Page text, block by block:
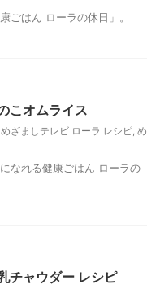
ごはん ローラの休日」。
こオムライス
めざましテレビ ローラ レシピ, め
なれる健康ごはん ローラの
チャウダー レシピ